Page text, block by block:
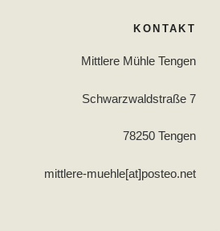
KONTAKT
Mittlere Mühle Tengen
Schwarzwaldstraße 7
78250 Tengen
mittlere-muehle[at]posteo.net